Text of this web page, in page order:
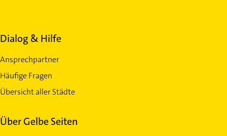
Dialog & Hilfe
Ansprechpartner
Häufige Fragen
Übersicht aller Städte
Über Gelbe Seiten